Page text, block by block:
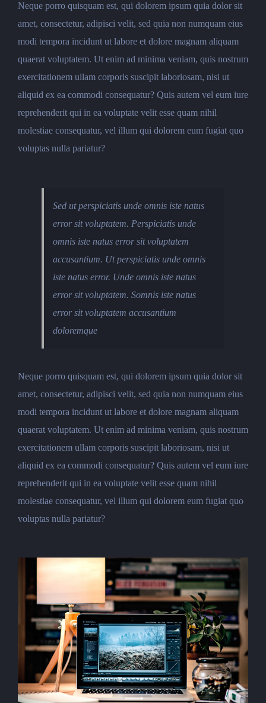
Neque porro quisquam est, qui dolorem ipsum quia dolor sit
amet, consectetur, adipisci velit, sed quia non numquam eius
modi tempora incidunt ut labore et dolore magnam aliquam
quaerat voluptatem. Ut enim ad minima veniam, quis nostrum
exercitationem ullam corporis suscipit laboriosam, nisi ut
aliquid ex ea commodi consequatur? Quis autem vel eum iure
reprehenderit qui in ea voluptate velit esse quam nihil
molestiae consequatur, vel illum qui dolorem eum fugiat quo
voluptas nulla pariatur?
Sed ut perspiciatis unde omnis iste natus
error sit voluptatem. Perspiciatis unde
omnis iste natus error sit voluptatem
accusantium. Ut perspiciatis unde omnis
iste natus error. Unde omnis iste natus
error sit voluptatem. Somnis iste natus
error sit voluptatem accusantium
doloremque
Neque porro quisquam est, qui dolorem ipsum quia dolor sit
amet, consectetur, adipisci velit, sed quia non numquam eius
modi tempora incidunt ut labore et dolore magnam aliquam
quaerat voluptatem. Ut enim ad minima veniam, quis nostrum
exercitationem ullam corporis suscipit laboriosam, nisi ut
aliquid ex ea commodi consequatur? Quis autem vel eum iure
reprehenderit qui in ea voluptate velit esse quam nihil
molestiae consequatur, vel illum qui dolorem eum fugiat quo
voluptas nulla pariatur?